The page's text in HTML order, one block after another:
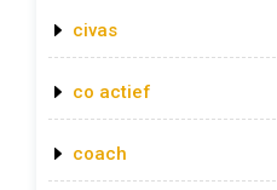
civas
co actief
coach